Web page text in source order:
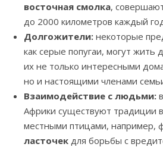
восточная смолка,
до 2000 километров каждый
Долгожители: некоторые
как серые попугаи, могут жить
их не только интересными
но и настоящими членами
Взаимодействие с людьми:
Африки существуют традиции
местными птицами, например,
ласточек для борьбы с